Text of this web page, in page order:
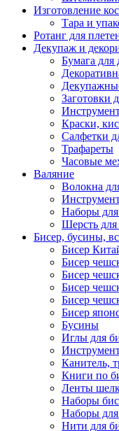
Изготовление
Тара и
Ротанг для
Декупаж и
Бумага для
Заготовки
Краски,
Салфетки
Трафареты
Часовые
Валяние
Волокна
Наборы
Шерсть для
Бисер, бусины,
Бисер
Бисер
Бисер
Бисер
Бисер
Бисер
Бусины
Иглы для
Канитель,
Книги по
Ленты
Наборы
Наборы для
Нити для